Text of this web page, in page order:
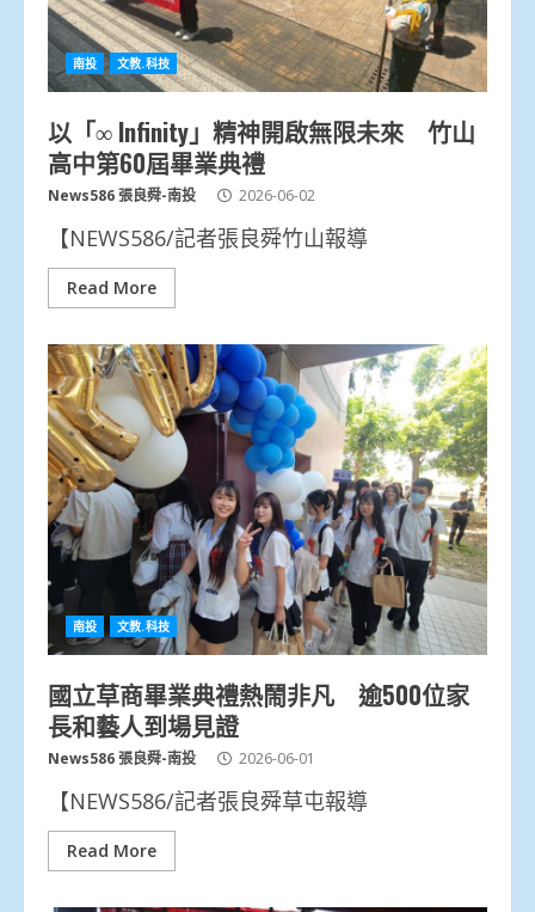
南投 文教.科技
以「∞ Infinity」精神開啟無限未來 竹山
高中第60屆畢業典禮
News586 張良舜-南投 2026-06-02
【NEWS586/記者張良舜竹山報導
Read More
南投 文教.科技
國立草商畢業典禮熱鬧非凡 逾500位家
長和藝人到場見證
News586 張良舜-南投 2026-06-01
【NEWS586/記者張良舜草屯報導
Read More